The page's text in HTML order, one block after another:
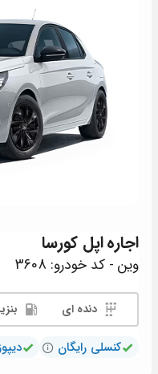
اجارهاپل کورسا
وین - کد خودرو: 3608
دنده ای
کنسلی رایگان